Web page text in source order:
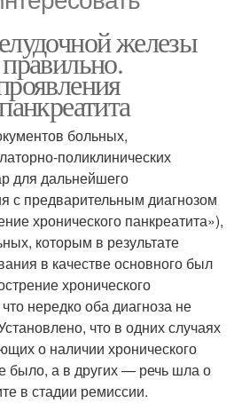
железы
больных,
поликлинических
для дальнейшего
с предварительным диагнозом
хронического панкреатита»),
которым в результате
в качестве основного был
хронического
нередко оба диагноза не
что в одних случаях
о наличии хронического
было, а в других — речь шла о
в стадии ремиссии.